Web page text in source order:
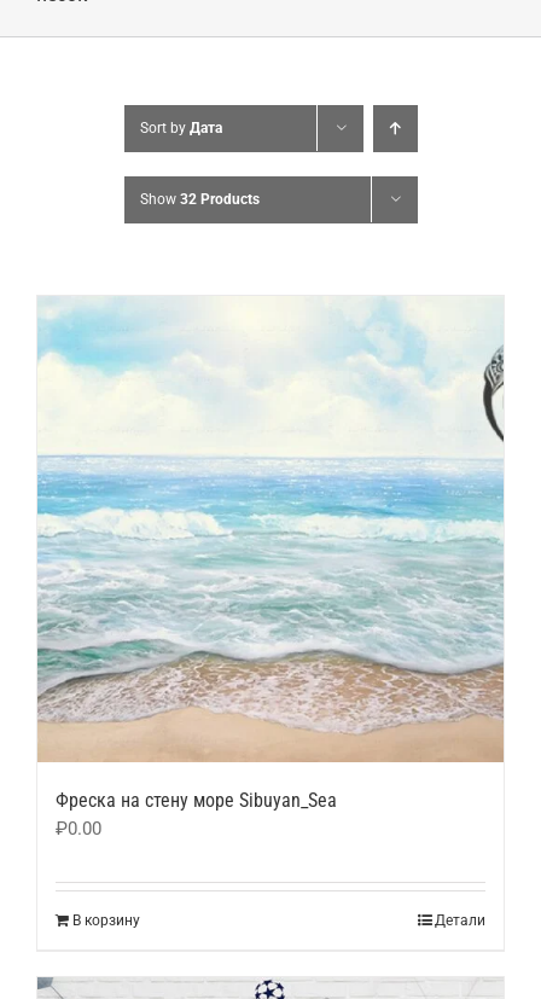
Sort by Дата
Show 32 Products
Фреска на стену море Sibuyan_Sea
₽0.00
В корзину Детали